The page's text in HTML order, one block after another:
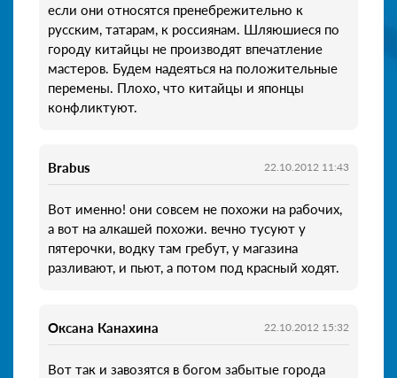
если они относятся пренебрежительно к
русским, татарам, к россиянам. Шляюшиеся по
городу китайцы не производят впечатление
мастеров. Будем надеяться на положительные
перемены. Плохо, что китайцы и японцы
конфликтуют.
Brabus 22.10.2012 11:43
Вот именно! они совсем не похожи на рабочих,
а вот на алкашей похожи. вечно тусуют у
пятерочки, водку там гребут, у магазина
разливают, и пьют, а потом под красный ходят.
Оксана Канахина 22.10.2012 15:32
Вот так и завозятся в богом забытые города